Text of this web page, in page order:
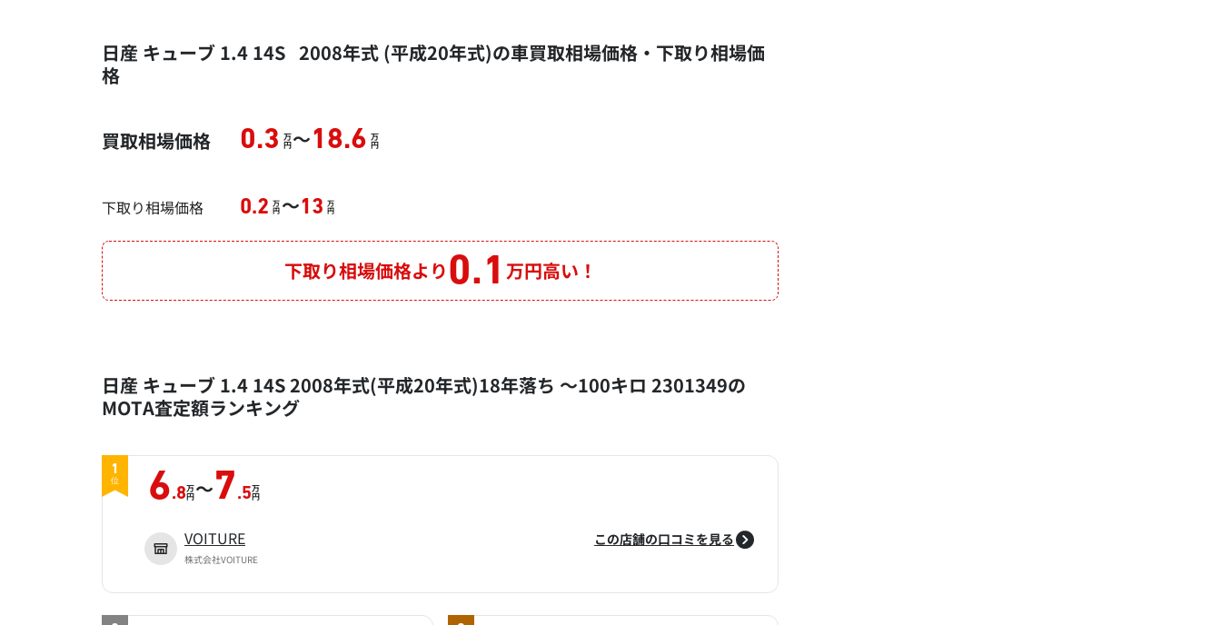
日産 キューブ 1.4 14S 2008年式 (平成20年式)の車買取相場価格・下取り相場価
格
買取相場価格 0.3 万
円～18.6 万
円
下取り相場価格 0.2 万
円 ～13 万
円
下取り相場価格より0.1 万円高い！
日産 キューブ 1.4 14S 2008年式(平成20年式)18年落ち ～100キロ 2301349の
MOTA査定額ランキング
1
位 6.8万
円～7 .5万
円
VOITURE
株式会社VOITURE
この店舗の口コミを見る